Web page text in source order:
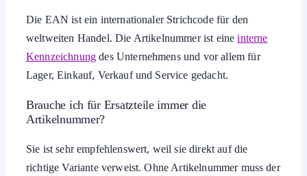
Die EAN ist ein internationaler Strichcode für den
weltweiten Handel. Die Artikelnummer ist eineinterne
Kennzeichnung des Unternehmens und vor allem für
Lager, Einkauf, Verkauf und Service gedacht.
Brauche ich für Ersatzteile immer die
Artikelnummer?
Sie ist sehr empfehlenswert, weil sie direkt auf die
richtige Variante verweist. Ohne Artikelnummer muss der